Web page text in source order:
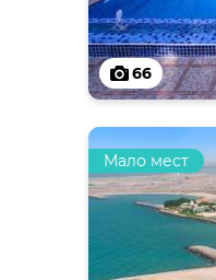
66
Мало мест